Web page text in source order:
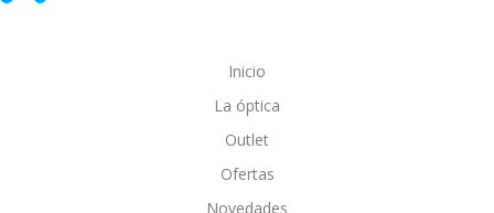
Inicio
La óptica
Outlet
Ofertas
Novedades